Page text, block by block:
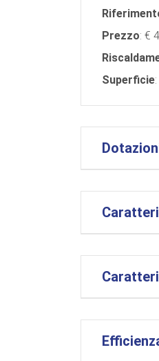
Prezzo: €
Superficie